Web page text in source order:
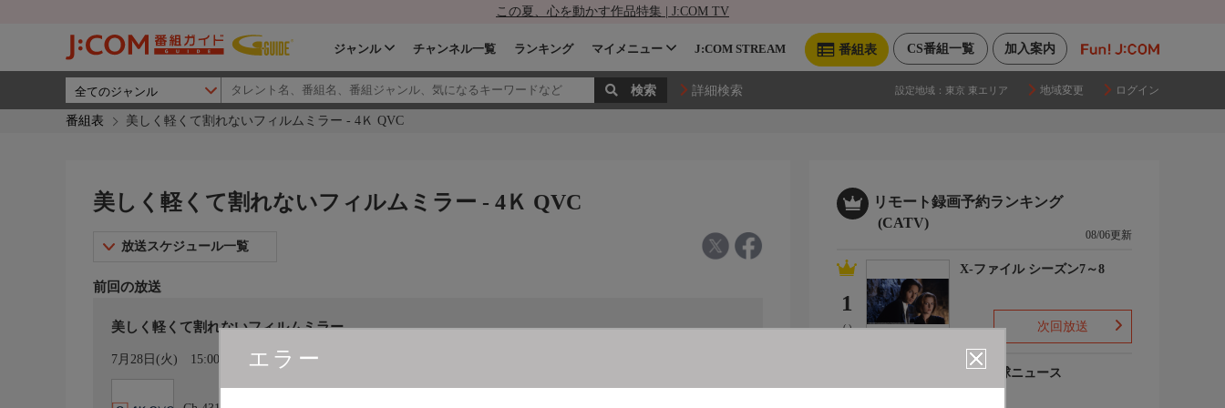
この夏、心を動かす作品特集 | J:COM TV
加入案内
CS番組一覧
番組表
ジャンル チャンネル一覧 ランキング マイメニュー J:COM STREAM
詳細検索 設定地域： 東京 東エリア 地域変更 ログイン
番組表 美しく軽くて割れないフィルムミラー - 4Ｋ QVC
エラー
美しく軽くて割れないフィルムミラー - 4Ｋ QVC
放送スケジュール一覧
前回の放送
美しく軽くて割れないフィルムミラー
7月28日(火) 15:00〜16:00 カレンダー登録
リモート録画予約ランキング
(CATV)
08/06更新
1
(-)
X-ファイル シーズン7～8
次回放送
プロ野球ニュース